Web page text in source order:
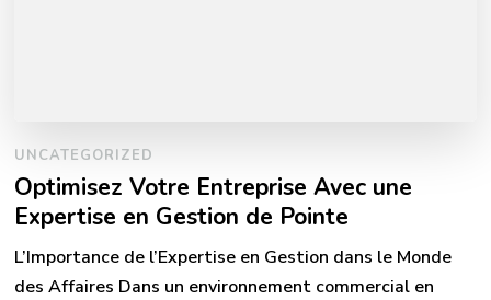
UNCATEGORIZED
Optimisez Votre Entreprise Avec une
Expertise en Gestion de Pointe
L’Importance de l’Expertise en Gestion dans le Monde
des Affaires Dans un environnement commercial en